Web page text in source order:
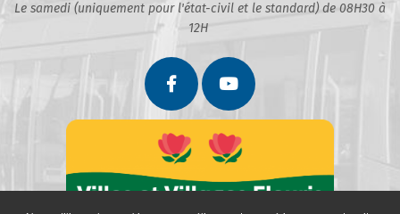
Le samedi (uniquement pour l'état-civil et le standard) de 08H30 à
12H